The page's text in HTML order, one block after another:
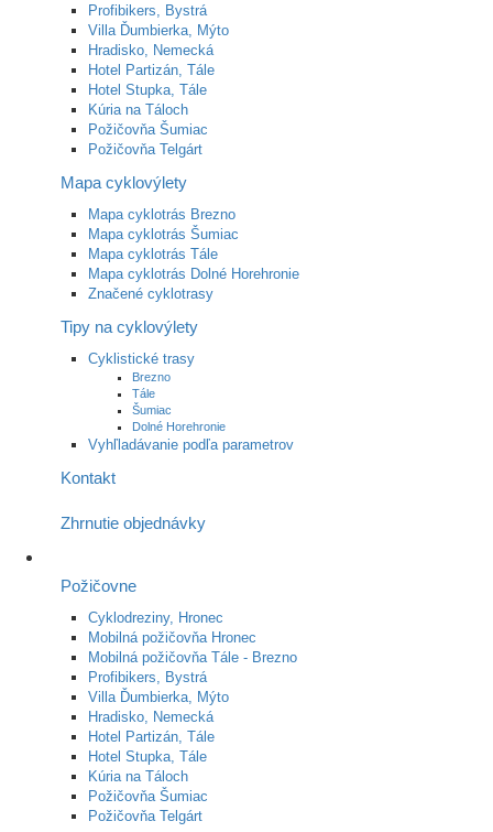
Profibikers, Bystrá
Villa Ďumbierka, Mýto
Hradisko, Nemecká
Hotel Partizán, Tále
Hotel Stupka, Tále
Kúria na Táloch
Požičovňa Šumiac
Požičovňa Telgárt
Mapa cyklovýlety
Mapa cyklotrás Brezno
Mapa cyklotrás Šumiac
Mapa cyklotrás Tále
Mapa cyklotrás Dolné Horehronie
Značené cyklotrasy
Tipy na cyklovýlety
Cyklistické trasy
Brezno
Tále
Šumiac
Dolné Horehronie
Vyhľladávanie podľa parametrov
Kontakt
Zhrnutie objednávky
Požičovne
Cyklodreziny, Hronec
Mobilná požičovňa Hronec
Mobilná požičovňa Tále - Brezno
Profibikers, Bystrá
Villa Ďumbierka, Mýto
Hradisko, Nemecká
Hotel Partizán, Tále
Hotel Stupka, Tále
Kúria na Táloch
Požičovňa Šumiac
Požičovňa Telgárt